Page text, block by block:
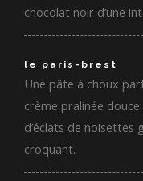
chocolat noir d’une
le paris-brest
Une pâte à choux
crème pralinée
d’éclats de noisettes
croquant.